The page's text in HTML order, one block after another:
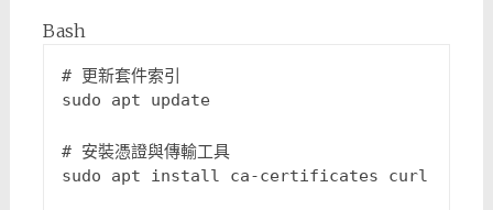
Bash
# 更新套件索引
sudo apt update
# 安裝憑證與傳輸工具
sudo apt install ca-certificates curl